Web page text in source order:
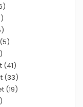
(41)
(33)
(19)